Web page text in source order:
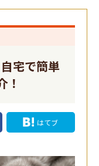
宅で簡単
！
はてブ